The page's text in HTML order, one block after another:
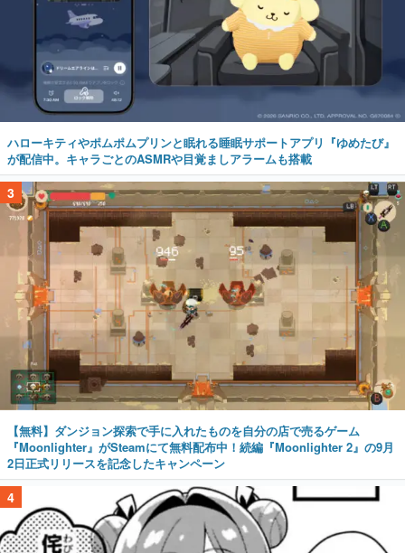
ハローキティやポムポムプリンと眠れる睡眠サポートアプリ『ゆめたび』
が配信中。キャラごとのASMRや目覚ましアラームも搭載
3
【無料】ダンジョン探索で手に入れたものを自分の店で売るゲーム
『Moonlighter』がSteamにて無料配布中！続編『Moonlighter 2』の9月
2日正式リリースを記念したキャンペーン
4